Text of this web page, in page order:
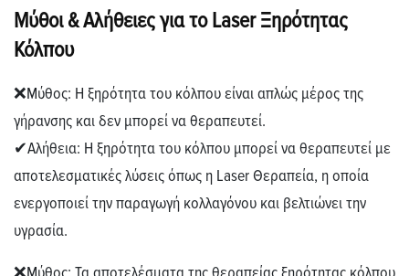
Μύθοι & Αλήθειες για το Laser Ξηρότητας
Κόλπου
❌Μύθος: Η ξηρότητα του κόλπου είναι απλώς μέρος της
γήρανσης και δεν μπορεί να θεραπευτεί.
✔Αλήθεια: Η ξηρότητα του κόλπου μπορεί να θεραπευτεί με
αποτελεσματικές λύσεις όπως η Laser Θεραπεία, η οποία
ενεργοποιεί την παραγωγή κολλαγόνου και βελτιώνει την
υγρασία.